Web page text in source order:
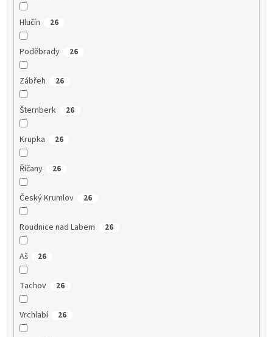
Hlučín 26
Poděbrady 26
Zábřeh 26
Šternberk 26
Krupka 26
Říčany 26
Český Krumlov 26
Roudnice nad Labem 26
Aš 26
Tachov 26
Vrchlabí 26